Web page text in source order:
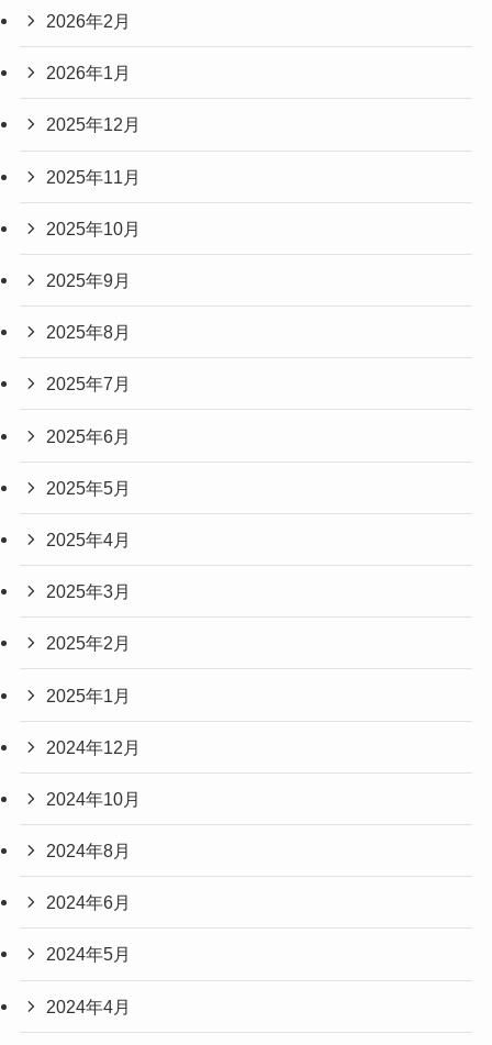
2026年2月
2026年1月
2025年12月
2025年11月
2025年10月
2025年9月
2025年8月
2025年7月
2025年6月
2025年5月
2025年4月
2025年3月
2025年2月
2025年1月
2024年12月
2024年10月
2024年8月
2024年6月
2024年5月
2024年4月